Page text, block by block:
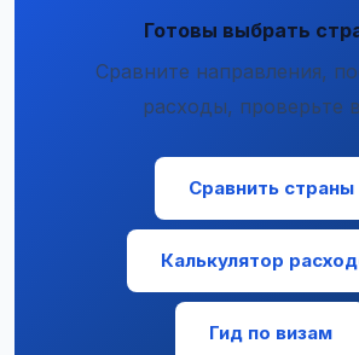
Готовы выбрать
Сравните направления,
расходы, проверьте
Сравнить страны
Калькулятор
Гид по визам